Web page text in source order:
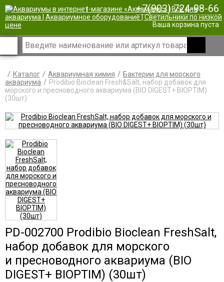
| +7(903) 724-98-66
Ваша корзина пуста
Каталог Аквариумная химия
Бактерии для морского
аквариума
Prodibio Bioclean Fresh&Salt, набор добавок для
морского и пресноводного аквариума (BIO DIGEST+ BIOPTIM)
(30шт)
PD-002700 Prodibio Bioclean FreshSalt,
набор добавок для морского
и пресноводного аквариума (BIO
DIGEST+ BIOPTIM) (30шт)